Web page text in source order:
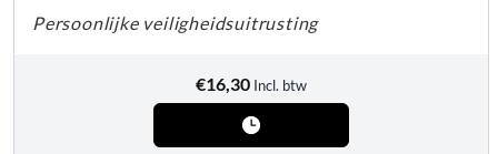
Persoonlijke veiligheidsuitrusting
€16,30 Incl. btw